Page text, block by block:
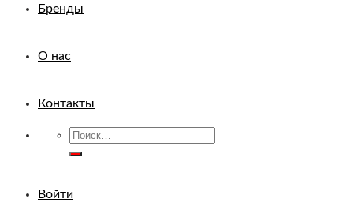
Бренды
О нас
Контакты
Искать:
Войти